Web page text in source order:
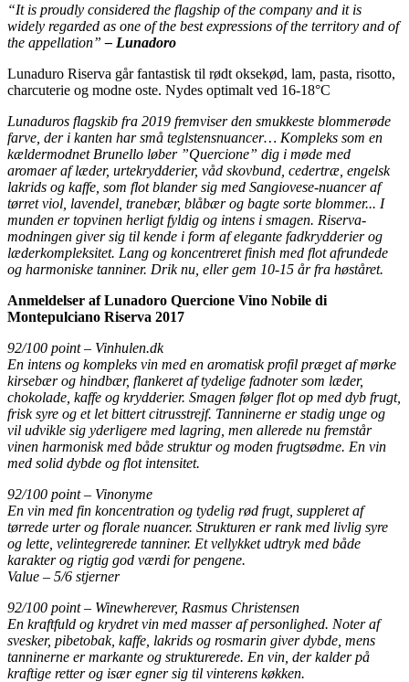
“It is proudly considered the flagship of the company and it is
widely regarded as one of the best expressions of the territory and of
the appellation”– Lunadoro
Lunaduro Riserva går fantastisk til rødt oksekød, lam, pasta, risotto,
charcuterie og modne oste. Nydes optimalt ved 16-18°C
Lunaduros flagskib fra 2019 fremviser den smukkeste blommerøde
farve, der i kanten har små teglstensnuancer… Kompleks som en
kældermodnet Brunello løber ”Quercione” dig i møde med
aromaer af læder, urtekrydderier, våd skovbund, cedertræ, engelsk
lakrids og kaffe, som flot blander sig med Sangiovese-nuancer af
tørret viol, lavendel, tranebær, blåbær og bagte sorte blommer... I
munden er topvinen herligt fyldig og intens i smagen. Riserva-
modningen giver sig til kende i form af elegante fadkrydderier og
læderkompleksitet. Lang og koncentreret finish med flot afrundede
og harmoniske tanniner. Drik nu, eller gem 10-15 år fra høståret.
Anmeldelser af Lunadoro Quercione Vino Nobile di
Montepulciano Riserva 2017
92/100 point – Vinhulen.dk
En intens og kompleks vin med en aromatisk profil præget af mørke
kirsebær og hindbær, flankeret af tydelige fadnoter som læder,
chokolade, kaffe og krydderier. Smagen følger flot op med dyb frugt,
frisk syre og et let bittert citrusstrejf. Tanninerne er stadig unge og
vil udvikle sig yderligere med lagring, men allerede nu fremstår
vinen harmonisk med både struktur og moden frugtsødme. En vin
med solid dybde og flot intensitet.
92/100 point – Vinonyme
En vin med fin koncentration og tydelig rød frugt, suppleret af
tørrede urter og florale nuancer. Strukturen er rank med livlig syre
og lette, velintegrerede tanniner. Et vellykket udtryk med både
karakter og rigtig god værdi for pengene.
Value – 5/6 stjerner
92/100 point – Winewherever, Rasmus Christensen
En kraftfuld og krydret vin med masser af personlighed. Noter af
svesker, pibetobak, kaffe, lakrids og rosmarin giver dybde, mens
tanninerne er markante og strukturerede. En vin, der kalder på
kraftige retter og især egner sig til vinterens køkken.